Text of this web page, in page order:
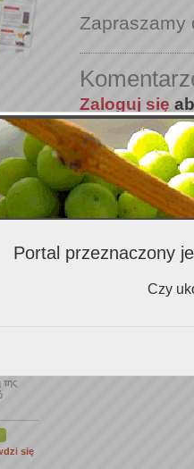
της
się
Zapraszamy
Zaloguj się
Portal przeznaczony
Czy